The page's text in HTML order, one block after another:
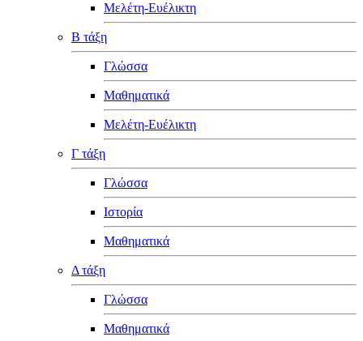
Μελέτη-Ευέλικτη
Β τάξη
Γλώσσα
Μαθηματικά
Μελέτη-Ευέλικτη
Γ τάξη
Γλώσσα
Ιστορία
Μαθηματικά
Δ τάξη
Γλώσσα
Μαθηματικά